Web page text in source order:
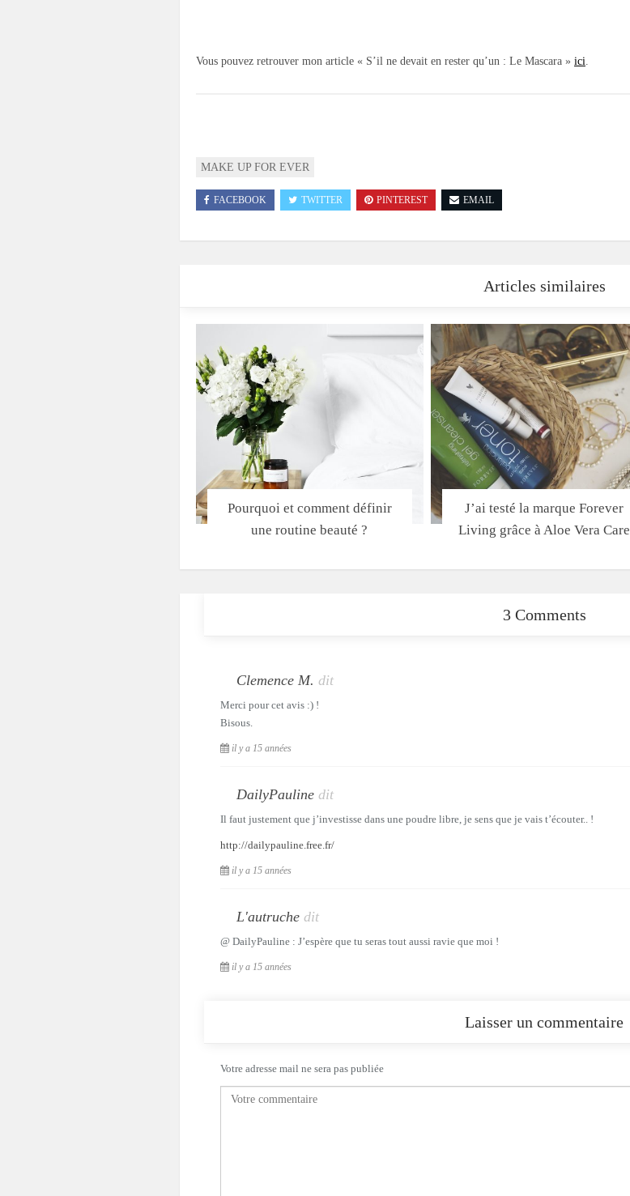
Vous pouvez retrouver mon article « S’il ne devait en rester qu’un : Le Mascara » ici.
MAKE UP FOR EVER
FACEBOOK TWITTER PINTEREST EMAIL
Articles similaires
Pourquoi et comment définir
une routine beauté ?
J’ai testé la marque Forever
Living grâce à Aloe Vera Care
3 Comments
Clemence M. dit
Merci pour cet avis :) !
Bisous.
il y a 15 années
DailyPauline dit
Il faut justement que j’investisse dans une poudre libre, je sens que je vais t’écouter.. !
http://dailypauline.free.fr/
il y a 15 années
L'autruche dit
@ DailyPauline : J’espère que tu seras tout aussi ravie que moi !
il y a 15 années
Laisser un commentaire
Votre adresse mail ne sera pas publiée